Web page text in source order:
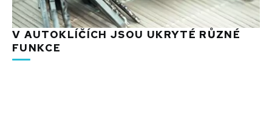
V AUTOKLÍČÍCH JSOU UKRYTÉ RŮZNÉ
FUNKCE